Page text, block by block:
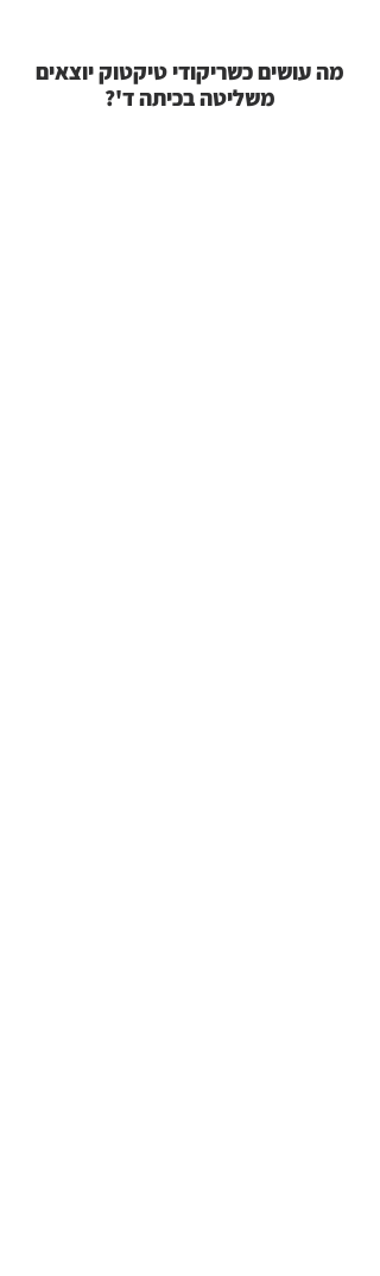
מה עושים כשריקודי טיקטוק יוצאים
משליטה בכיתה ד'?